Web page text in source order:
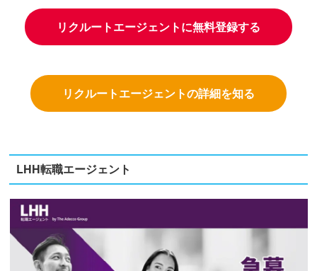
リクルートエージェントに無料登録する
リクルートエージェントの詳細を知る
LHH転職エージェント